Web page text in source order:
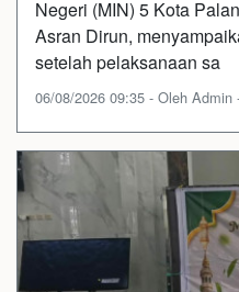
Negeri (MIN) 5 Kota
Asran Dirun,
setelah pelaksanaan sa
06/08/2026 09:35 - Oleh Admin